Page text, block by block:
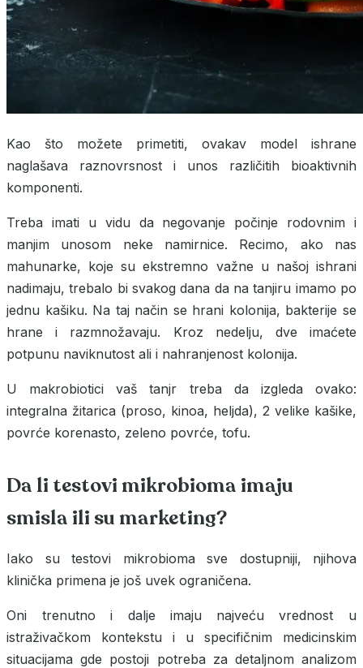
Kao što možete primetiti, ovakav model ishrane
naglašava raznovrsnost i unos različitih bioaktivnih
komponenti.
Treba imati u vidu da negovanje počinje rodovnim i
manjim unosom neke namirnice. Recimo, ako nas
mahunarke, koje su ekstremno važne u našoj ishrani
nadimaju, trebalo bi svakog dana da na tanjiru imamo po
jednu kašiku. Na taj način se hrani kolonija, bakterije se
hrane i razmnožavaju. Kroz nedelju, dve imaćete
potpunu naviknutost ali i nahranjenost kolonija.
U makrobiotici vaš tanjr treba da izgleda ovako:
integralna žitarica (proso, kinoa, heljda), 2 velike kašike,
povrće korenasto, zeleno povrće, tofu.
Da li testovi mikrobioma imaju
smisla ili su marketing?
Iako su testovi mikrobioma sve dostupniji, njihova
klinička primena je još uvek ograničena.
Oni trenutno i dalje imaju
najveću vrednost u
istraživačkom kontekstu i u specifičnim medicinskim
situacijama gde postoji potreba za detaljnom analizom